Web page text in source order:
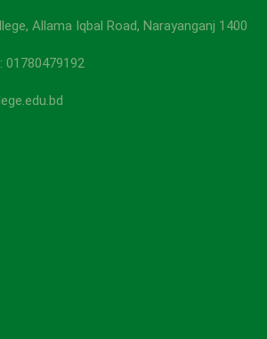
Allama Iqbal Road, Narayanganj 1400
01780479192